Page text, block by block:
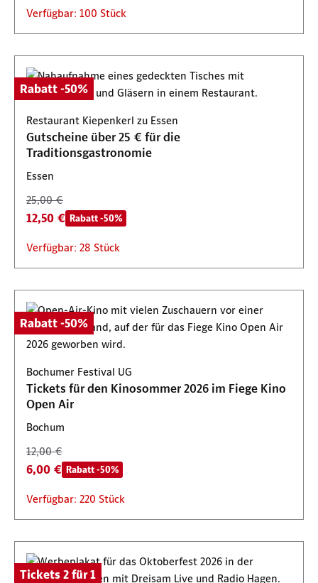
Verfügbar: 100 Stück
Rabatt -50%
Restaurant Kiepenkerl zu Essen
Gutscheine über 25 € für die
Traditionsgastronomie
Essen
25,00 €
12,50 € Rabatt -50%
Verfügbar: 28 Stück
Rabatt -50%
Bochumer Festival UG
Tickets für den Kinosommer 2026 im Fiege Kino
Open Air
Bochum
12,00 €
6,00 € Rabatt -50%
Verfügbar: 220 Stück
Tickets 2 für 1